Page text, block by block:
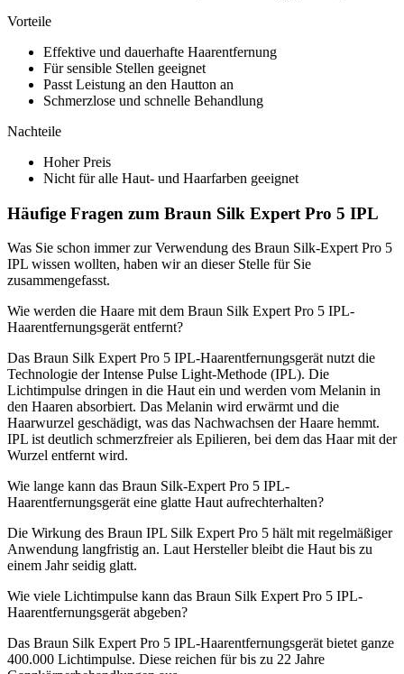
Vorteile
Effektive und dauerhafte Haarentfernung
Für sensible Stellen geeignet
Passt Leistung an den Hautton an
Schmerzlose und schnelle Behandlung
Nachteile
Hoher Preis
Nicht für alle Haut- und Haarfarben geeignet
Häufige Fragen zum Braun Silk Expert Pro 5 IPL
Was Sie schon immer zur Verwendung des Braun Silk-Expert Pro 5
IPL wissen wollten, haben wir an dieser Stelle für Sie
zusammengefasst.
Wie werden die Haare mit dem Braun Silk Expert Pro 5 IPL-
Haarentfernungsgerät entfernt?
Das Braun Silk Expert Pro 5 IPL-Haarentfernungsgerät nutzt die
Technologie der Intense Pulse Light-Methode (IPL). Die
Lichtimpulse dringen in die Haut ein und werden vom Melanin in
den Haaren absorbiert. Das Melanin wird erwärmt und die
Haarwurzel geschädigt, was das Nachwachsen der Haare hemmt.
IPL ist deutlich schmerzfreier als Epilieren, bei dem das Haar mit der
Wurzel entfernt wird.
Wie lange kann das Braun Silk-Expert Pro 5 IPL-
Haarentfernungsgerät eine glatte Haut aufrechterhalten?
Die Wirkung des Braun IPL Silk Expert Pro 5 hält mit regelmäßiger
Anwendung langfristig an. Laut Hersteller bleibt die Haut bis zu
einem Jahr seidig glatt.
Wie viele Lichtimpulse kann das Braun Silk Expert Pro 5 IPL-
Haarentfernungsgerät abgeben?
Das Braun Silk Expert Pro 5 IPL-Haarentfernungsgerät bietet ganze
400.000 Lichtimpulse. Diese reichen für bis zu 22 Jahre